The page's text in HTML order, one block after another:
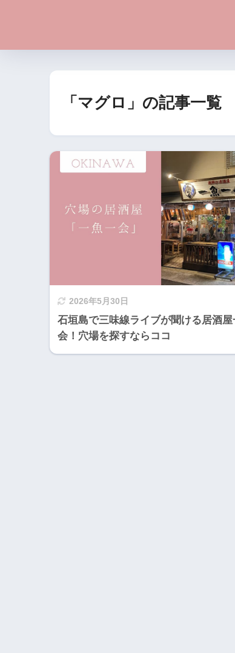
「マグロ」の記事一覧
2026年5月30日
石垣島で三味線ライブが聞ける居酒
会！穴場を探すならココ